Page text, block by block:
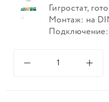
Гигростат,
Монтаж: на